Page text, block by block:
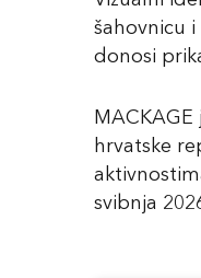
šahovnicu
donosi
hrvatske
svibnja